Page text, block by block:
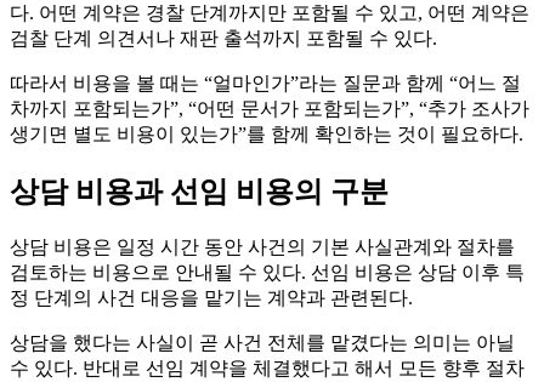
다. 어떤 계약은 경찰 단계까지만 포함될 수 있고, 어떤 계약은
검찰 단계 의견서나 재판 출석까지 포함될 수 있다.
따라서 비용을 볼 때는 “얼마인가”라는 질문과 함께 “어느 절
차까지 포함되는가”, “어떤 문서가 포함되는가”, “추가 조사가
생기면 별도 비용이 있는가”를 함께 확인하는 것이 필요하다.
상담 비용과 선임 비용의 구분
상담 비용은 일정 시간 동안 사건의 기본 사실관계와 절차를
검토하는 비용으로 안내될 수 있다. 선임 비용은 상담 이후 특
정 단계의 사건 대응을 맡기는 계약과 관련된다.
상담을 했다는 사실이 곧 사건 전체를 맡겼다는 의미는 아닐
수 있다. 반대로 선임 계약을 체결했다고 해서 모든 향후 절차